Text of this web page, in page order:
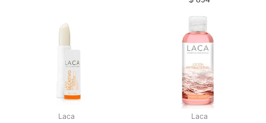
Laca Laca